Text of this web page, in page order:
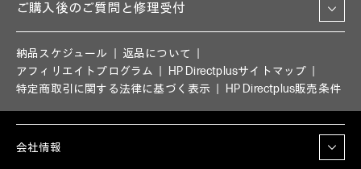
ご購入後のご質問と修理受付
納品スケジュール
返品について
アフィリエイトプログラム
HP Directplusサイトマップ
特定商取引に関する法律に基づく表示
HP Directplus販売条件
会社情報